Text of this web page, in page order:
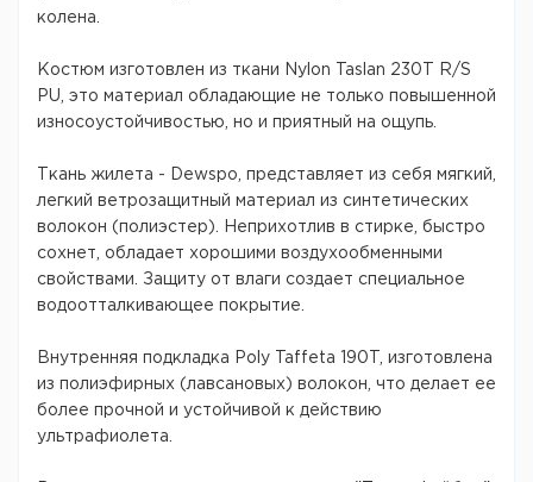
колена.
Костюм изготовлен из ткани Nylon Taslan 230T R/S
PU, это материал обладающие не только повышенной
износоустойчивостью, но и приятный на ощупь.
Ткань жилета - Dewspo, представляет из себя мягкий,
легкий ветрозащитный материал из синтетических
волокон (полиэстер). Неприхотлив в стирке, быстро
сохнет, обладает хорошими воздухообменными
свойствами. Защиту от влаги создает специальное
водоотталкивающее покрытие.
Внутренняя подкладка Poly Taffeta 190T, изготовлена
из полиэфирных (лавсановых) волокон, что делает ее
более прочной и устойчивой к действию
ультрафиолета.